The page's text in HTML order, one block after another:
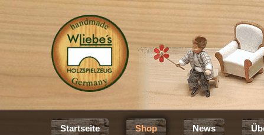
Startseite Shop News